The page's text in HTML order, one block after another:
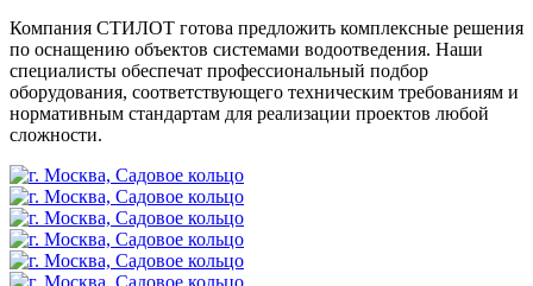
Компания СТИЛОТ готова предложить комплексные решения
по оснащению объектов системами водоотведения. Наши
специалисты обеспечат профессиональный подбор
оборудования, соответствующего техническим требованиям и
нормативным стандартам для реализации проектов любой
сложности.